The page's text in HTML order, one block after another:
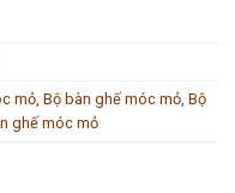
mỏ, Bộ bàn ghế móc mỏ, Bộ
ghế móc mỏ